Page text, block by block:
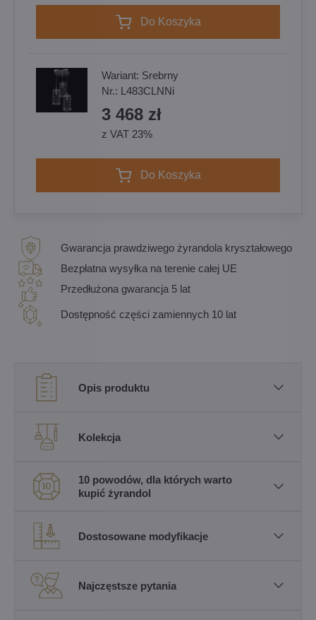
Do Koszyka
Wariant: Srebrny
Nr.: L483CLNNi
3 468 zł
z VAT 23%
Do Koszyka
Gwarancja prawdziwego żyrandola kryształowego
Bezpłatna wysyłka na terenie całej UE
Przedłużona gwarancja 5 lat
Dostępność części zamiennych 10 lat
Opis produktu
Kolekcja
10 powodów, dla których warto
kupić żyrandol
Dostosowane modyfikacje
Najczęstsze pytania